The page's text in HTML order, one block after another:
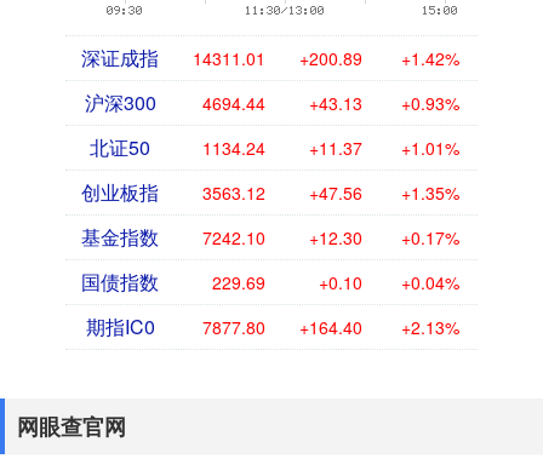
深证成指 14311.01 +200.89 +1.42%
沪深300 4694.44 +43.13 +0.93%
北证50 1134.24 +11.37 +1.01%
创业板指 3563.12 +47.56 +1.35%
基金指数 7242.10 +12.30 +0.17%
国债指数 229.69 +0.10 +0.04%
期指IC0 7877.80 +164.40 +2.13%
网眼查官网